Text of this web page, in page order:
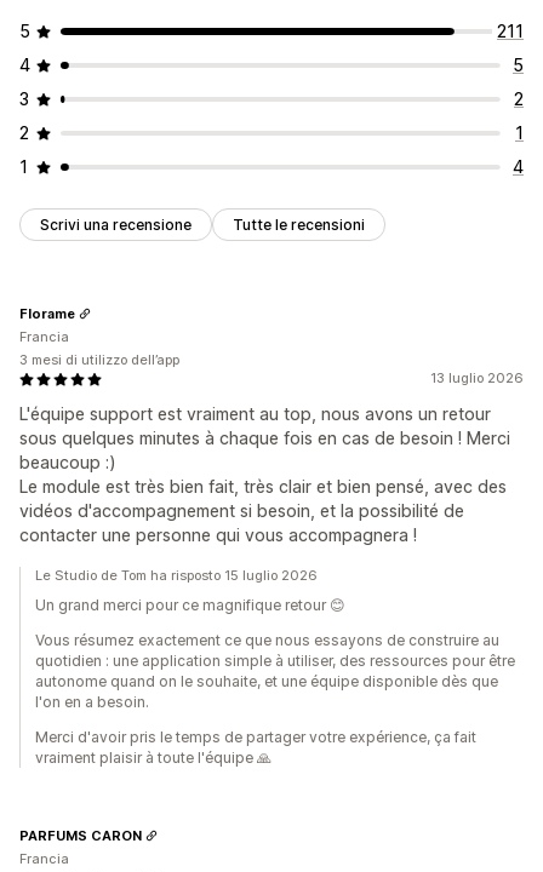
5
211
4
5
3
2
2
1
1
4
Scrivi una recensione Tutte le recensioni
13 luglio 2026
L'équipe support est vraiment au top, nous avons un retour
sous quelques minutes à chaque fois en cas de besoin ! Merci
beaucoup :)
Le module est très bien fait, très clair et bien pensé, avec des
vidéos d'accompagnement si besoin, et la possibilité de
contacter une personne qui vous accompagnera !
Florame
Francia
3 mesi di utilizzo dell’app
Le Studio de Tom ha risposto 15 luglio 2026
Un grand merci pour ce magnifique retour 😊
Vous résumez exactement ce que nous essayons de construire au
quotidien : une application simple à utiliser, des ressources pour être
autonome quand on le souhaite, et une équipe disponible dès que
l'on en a besoin.
Merci d'avoir pris le temps de partager votre expérience, ça fait
vraiment plaisir à toute l'équipe 🙏
PARFUMS CARON
Francia